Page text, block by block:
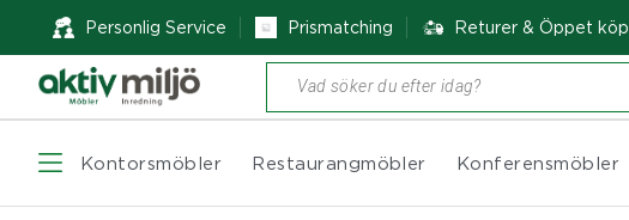
Personlig Service Prismatching Returer & Öppet köp
Produktsökning
Kontorsmöbler Restaurangmöbler Konferensmöbler